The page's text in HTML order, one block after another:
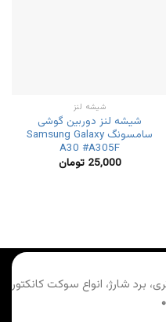
شیشه لنز
شیشه لنز دوربین گوشی
سامسونگ Samsung Galaxy
A30 #A305F
25,000 تومان
برد شارژ، انواع سوکت کانکتور